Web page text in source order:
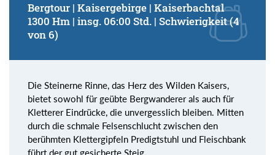
Bergtour | Kaisergebirge | Kaiserbachtal
1300 Hm | insg. 06:00 Std. | Schwierigkeit (4
von 6)
Die Steinerne Rinne, das Herz des Wilden Kaisers,
bietet sowohl für geübte Bergwanderer als auch für
Kletterer Eindrücke, die unvergesslich bleiben. Mitten
durch die schmale Felsenschlucht zwischen den
berühmten Klettergipfeln Predigtstuhl und Fleischbank
führt der gut gesicherte Steig.